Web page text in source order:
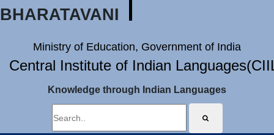
BHARATAVANI
Ministry of Education, Government of India
Central Institute of Indian
Knowledge through Indian Languages